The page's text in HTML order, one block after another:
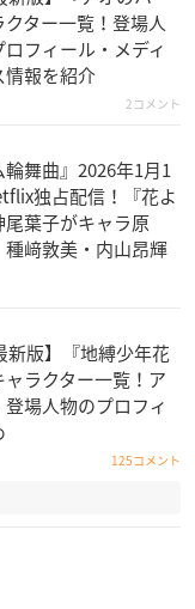
Re:ステージ! ドリー
ムデイズ♪
月坂紗由
クター一覧！登場人
フィール・メディ
情報を紹介
2コメント
輪舞曲』2026年1月1
独占配信！『花よ
尾葉子がキャラ原
﨑敦美・内山昂輝
新版】『地縛少年花
ラクター一覧！ア
場人物のプロフィ
125コメント